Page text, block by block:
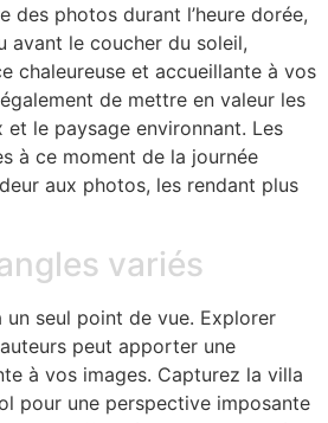
des photos durant l’heure dorée,
avant le coucher du soleil,
chaleureuse et accueillante à vos
de mettre en valeur les
le paysage environnant. Les
à ce moment de la journée
aux photos, les rendant plus
variés
seul point de vue. Explorer
peut apporter une
à vos images. Capturez la villa
pour une perspective imposante